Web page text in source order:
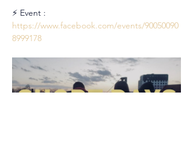
⚡ Event :
https://www.facebook.com/events/90050090
8999178